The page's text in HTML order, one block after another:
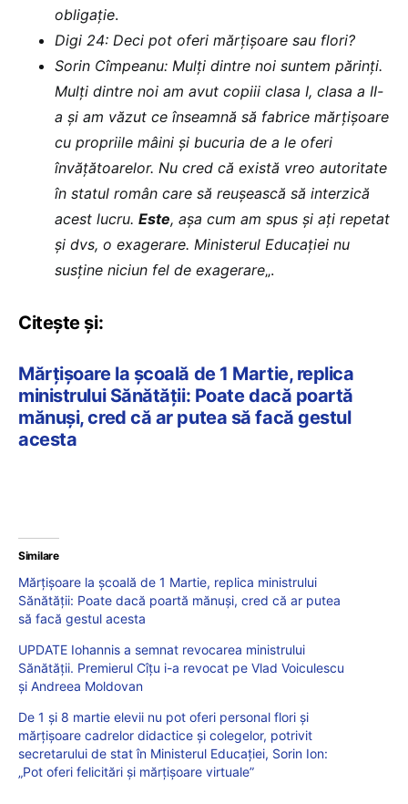
obligație.
Digi 24: Deci pot oferi mărțișoare sau flori?
Sorin Cîmpeanu: Mulți dintre noi suntem părinți.
Mulți dintre noi am avut copiii clasa I, clasa a II-
a și am văzut ce înseamnă să fabrice mărțișoare
cu propriile mâini și bucuria de a le oferi
învățătoarelor. Nu cred că există vreo autoritate
în statul român care să reușească să interzică
acest lucru. Este, așa cum am spus și ați repetat
și dvs, o exagerare. Ministerul Educației nu
susține niciun fel de exagerare„.
Citește și:
Mărțișoare la școală de 1 Martie, replica
ministrului Sănătății: Poate dacă poartă
mănuși, cred că ar putea să facă gestul
acesta
Similare
Mărțișoare la școală de 1 Martie, replica ministrului
Sănătății: Poate dacă poartă mănuși, cred că ar putea
să facă gestul acesta
UPDATE Iohannis a semnat revocarea ministrului
Sănătății. Premierul Cîțu i-a revocat pe Vlad Voiculescu
și Andreea Moldovan
De 1 și 8 martie elevii nu pot oferi personal flori și
mărțișoare cadrelor didactice și colegelor, potrivit
secretarului de stat în Ministerul Educației, Sorin Ion:
„Pot oferi felicitări și mărțișoare virtuale”